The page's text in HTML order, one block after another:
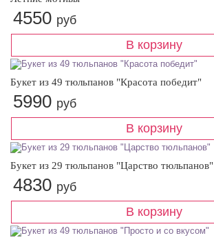
4550 руб
Букет из 49 тюльпанов "Красота победит"
5990 руб
Букет из 29 тюльпанов "Царство тюльпанов"
4830 руб